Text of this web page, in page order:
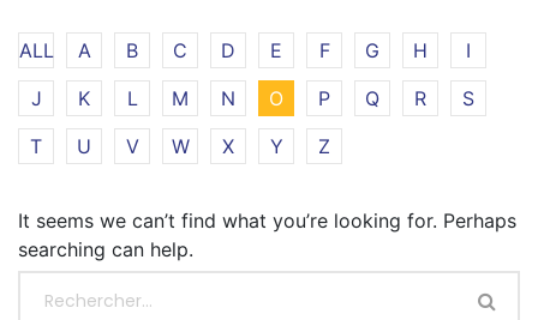
ALL A B C D E F G H
I
J
K L M N O P Q R
S
T
U V W X Y Z
It seems we can’t find what you’re looking for. Perhaps
searching can help.